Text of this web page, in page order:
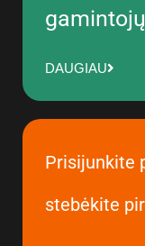
gamintojų
DAUGIAU
Prisijunkite
stebėkite